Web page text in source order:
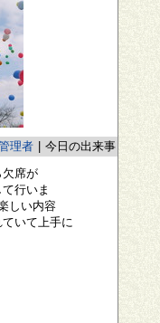
理者
今日の出来事
欠席が
行いま
しい内容
いて上手に